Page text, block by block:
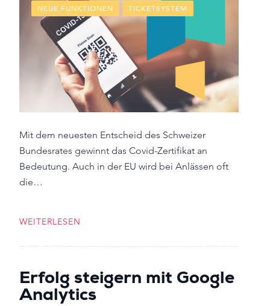
NEUE FUNKTIONEN TICKETSYSTEM
Mit dem neuesten Entscheid des Schweizer
Bundesrates gewinnt das Covid-Zertifikat an
Bedeutung. Auch in der EU wird bei Anlässen oft
die…
WEITERLESEN
Erfolg steigern mit Google
Analytics